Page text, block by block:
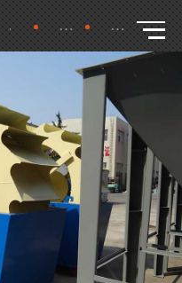
产品 更多 详细